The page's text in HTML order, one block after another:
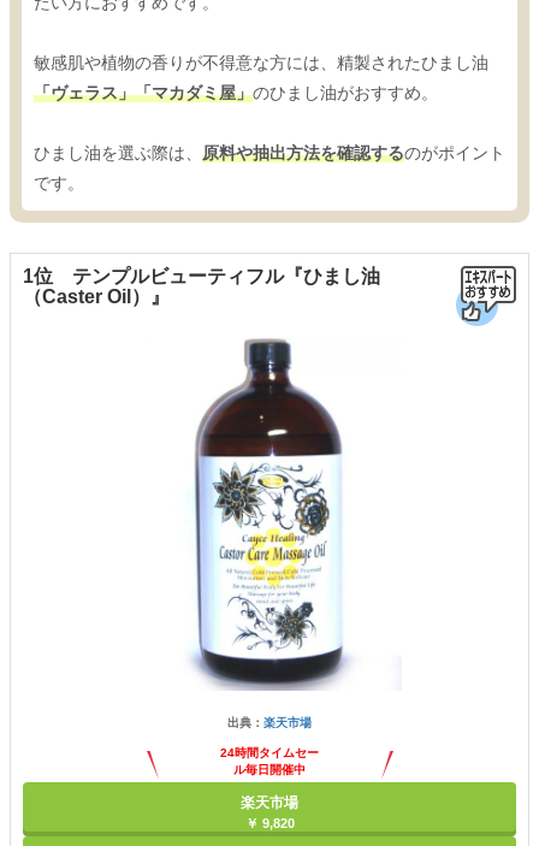
敏感肌や植物の香りが不得意な方には、精製されたひまし油
「ヴェラス」「マカダミ屋」のひまし油がおすすめ。
ひまし油を選ぶ際は、 原料や抽出方法を確認するのがポイント
です。
1位 テンプルビューティフル『ひまし油
（Caster Oil）』
出典： 楽天市場
24時間タイムセー
ル毎日開催中
楽天市場
￥ 9,820